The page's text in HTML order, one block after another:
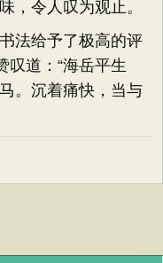
，令人叹为观止。
法给予了极高的评
叹道：“海岳平生
。沉着痛快，当与